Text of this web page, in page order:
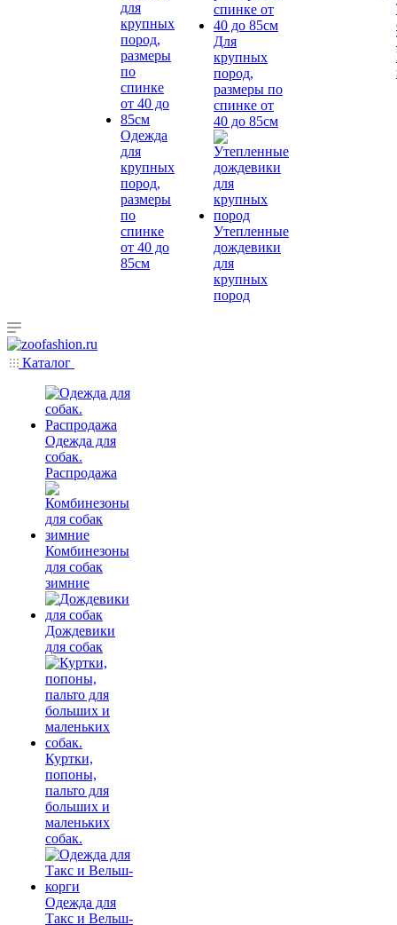
Одежда
для
крупных
пород,
размеры
по
спинке
от 40 до
85см
Для
крупных
пород,
размеры по
спинке от
40 до 85см
Утепленные
дождевики
для
крупных
пород
Каталог
Одежда для
собак.
Распродажа
Комбинезоны
для собак
зимние
Дождевики
для собак
Куртки,
попоны,
пальто для
больших и
маленьких
собак.
Одежда для
Такс и Вельш-